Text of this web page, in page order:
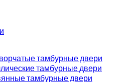
тамбурные двери
тамбурные двери
тамбурные двери